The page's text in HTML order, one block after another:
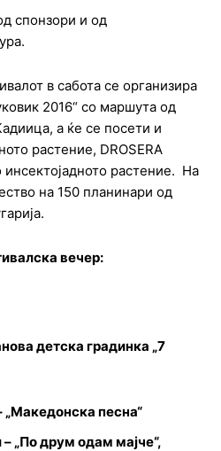
спонзори и од
в сабота се организира
2016“ со маршута од
а ќе се посети и
растение, DROSERA
инсектојадното растение. На
на 150 планинари од
вечер:
детска градинка „7
„Македонска песна“
„По друм одам мајче“,